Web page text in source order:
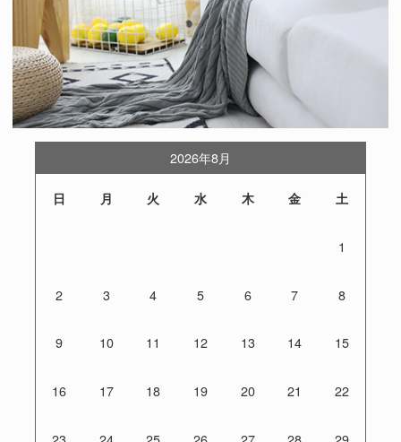
2026年8月
日 月 火 水 木 金 土
1
2 3 4 5 6 7 8
9 10 11 12 13 14 15
16 17 18 19 20 21 22